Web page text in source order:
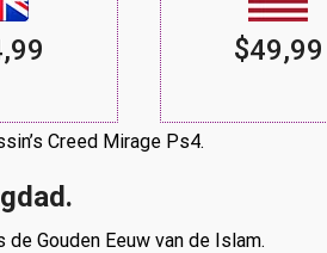
$49,99
Creed Mirage Ps4.
Gouden Eeuw van de Islam.